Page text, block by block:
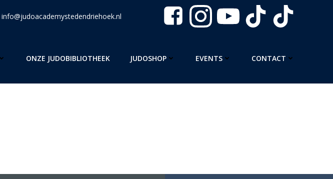
info@judoacademystedendriehoek.nl
ONZE JUDOBIBLIOTHEEK JUDOSHOP EVENTS CONTACT